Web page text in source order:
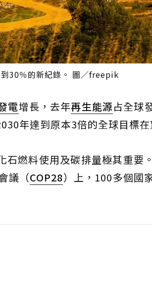
30％的新紀錄。 圖／freepik
電增長，去年再生能源占全球
年達到原本3倍的全球目標
石燃料使用及碳排量極其重要
議（COP28）上，100多個國